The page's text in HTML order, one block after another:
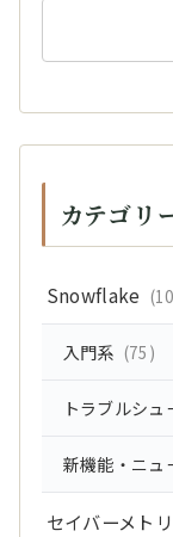
カテゴリ
Snowflake
入門系 (75)
トラブルシ
新機能・ニュ
セイバーメト